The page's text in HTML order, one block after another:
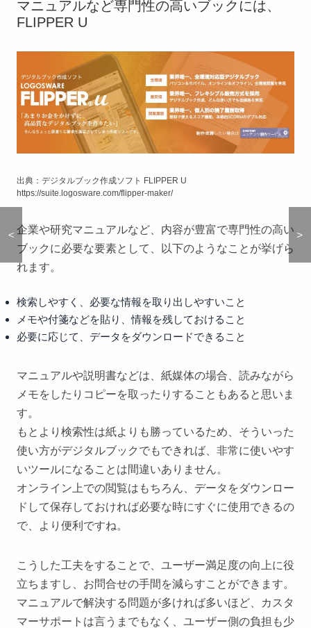
＜ ＞
マニュアルなど専門性の高いブックには、
FLIPPER U
出典：デジタルブック作成ソフト FLIPPER U
https://suite.logosware.com/flipper-maker/
企業や研究マニュアルなど、内容が豊富で専門性の高い
ブックに必要な要素として、以下のようなことが挙げら
れます。
検索しやすく、必要な情報を取り出しやすいこと
メモや付箋などを貼り、情報を残しておけること
必要に応じて、データをダウンロードできること
マニュアルや説明書などは、紙媒体の場合、読みながら
メモをしたりコピーを取ったりすることもあると思いま
す。
もとより検索性は紙よりも勝っているため、そういった
使い方がデジタルブックでもできれば、非常に使いやす
いツールになることは間違いありません。
オンライン上での閲覧はもちろん、データをダウンロー
ドして保存しておければ必要な時にすぐに使用できるの
で、より便利ですね。
こうした工夫をすることで、ユーザー満足度の向上に役
立ちますし、お問合せの手間を減らすことができます。
マニュアルで解決する問題が多ければ多いほど、カスタ
マーサポートは言うまでもなく、ユーザー側の負担も少
＜ ＞